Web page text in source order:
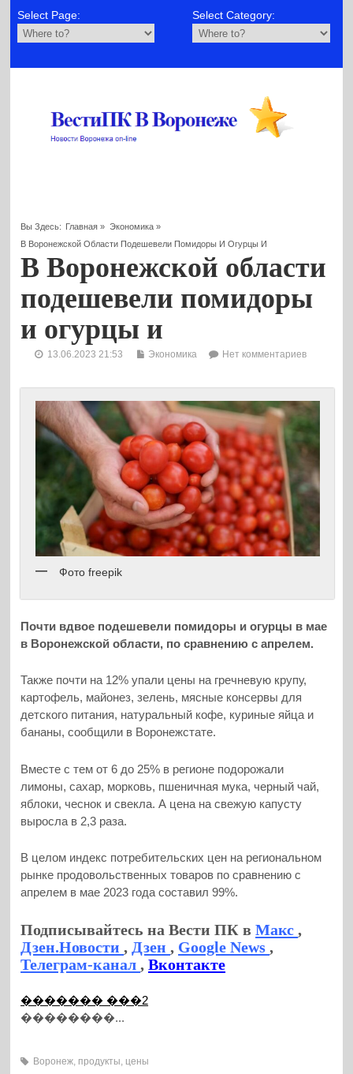
Select Page: Select Category:
Вы Здесь: Главная » Экономика»
В Воронежской Области Подешевели Помидоры И Огурцы И
В Воронежской области
подешевели помидоры
и огурцы и
13.06.2023 21:53 Экономика Нет комментариев
Фото freepik
Почти вдвое подешевели помидоры и огурцы в мае
в Воронежской области, по сравнению с апрелем.
Также почти на 12% упали цены на гречневую крупу,
картофель, майонез, зелень, мясные консервы для
детского питания, натуральный кофе, куриные яйца и
бананы, сообщили в Воронежстате.
Вместе с тем от 6 до 25% в регионе подорожали
лимоны, сахар, морковь, пшеничная мука, черный чай,
яблоки, чеснок и свекла. А цена на свежую капусту
выросла в 2,3 раза.
В целом индекс потребительских цен на региональном
рынке продовольственных товаров по сравнению с
апрелем в мае 2023 года составил 99%.
Подписывайтесь на Вести ПК вМакс,
Дзен.Новости, Дзен, Google News,
Телеграм-канал,Вконтакте
������� ���2
��������...
Воронеж продукты цены